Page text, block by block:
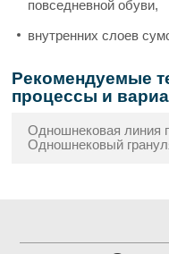
повседневной обуви,
внутренних слоев
Рекомендуемые
процессы и
Одношнековая линия
Одношнековый